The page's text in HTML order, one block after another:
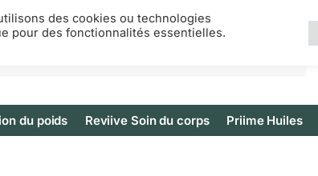
du poids Reviive Soin du corps Priime Huiles
des cookies ou technologies
pour des fonctionnalités essentielles.